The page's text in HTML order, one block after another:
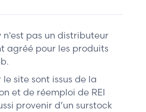
n'est pas un distributeur
agréé pour les produits
site sont issus de la
et de réemploi de REI
provenir d’un surstock